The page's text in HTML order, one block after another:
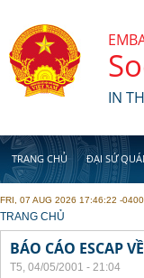
IN
TRANG CHỦ ĐẠI SỨ
FRI, 07 AUG 2026 17:46:22 -0400
YOU ARE HERE
TRANG CHỦ
BÁO CÁO ESCAP
T5, 04/05/2001 - 21:04